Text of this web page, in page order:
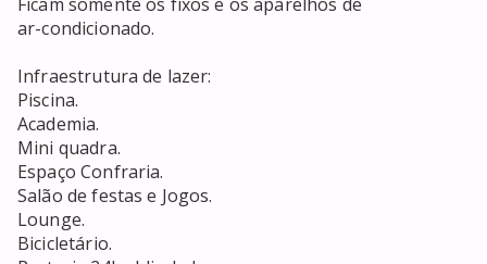
ar-condicionado.
Infraestrutura de lazer:
Piscina.
Academia.
Mini quadra.
Espaço Confraria.
Salão de festas e Jogos.
Lounge.
Bicicletário.